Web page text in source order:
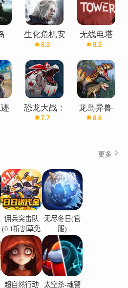
线
生化危机安
魂曲·免号
版
8.2
无线电塔
The Radio
Tower
8.2
恐龙大战：
侏罗纪战争
7.7
龙岛异兽·
泰坦之路
8.6
更多
佣兵突击队
(0.1折割草免
费版)
无尽冬日(官
服)
超自然行动 太空杀-魂警